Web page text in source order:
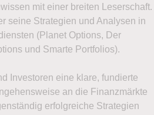
LYNX Optionsreportund
für Optionen per E-Mail
Demokonto bzw. den mehrmals
mit einer breiten Leserschaft.
seine Strategien und Analysen in
(Planet Options, Der
und Smarte Portfolios).
Investoren eine klare, fundierte
an die Finanzmärkte
erfolgreiche Strategien